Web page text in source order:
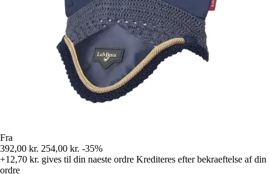
Fra
392,00 kr. 254,00 kr. -35%
+12,70 kr. gives til din naeste ordre Krediteres efter bekraeftelse af din
ordre